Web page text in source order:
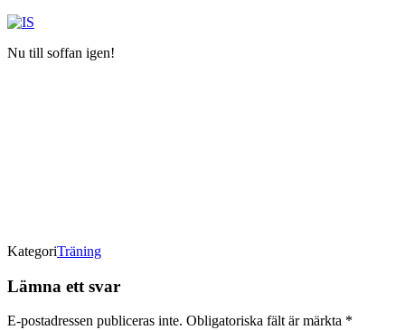
Nu till soffan igen!
KategoriTräning
Lämna ett svar
E-postadressen publiceras inte. Obligatoriska fält är märkta *